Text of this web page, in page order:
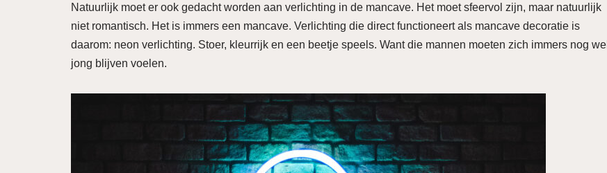
Natuurlijk moet er ook gedacht worden aan verlichting in de mancave. Het moet sfeervol zijn, maar natuurlijk
niet romantisch. Het is immers een mancave. Verlichting die direct functioneert als mancave decoratie is
daarom: neon verlichting. Stoer, kleurrijk en een beetje speels. Want die mannen moeten zich immers nog wel
jong blijven voelen.